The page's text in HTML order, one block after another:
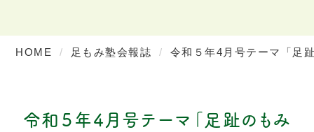
HOME 足もみ塾会報誌 令和５年4月号テーマ「足
令和５年4月号テーマ「足趾のもみ